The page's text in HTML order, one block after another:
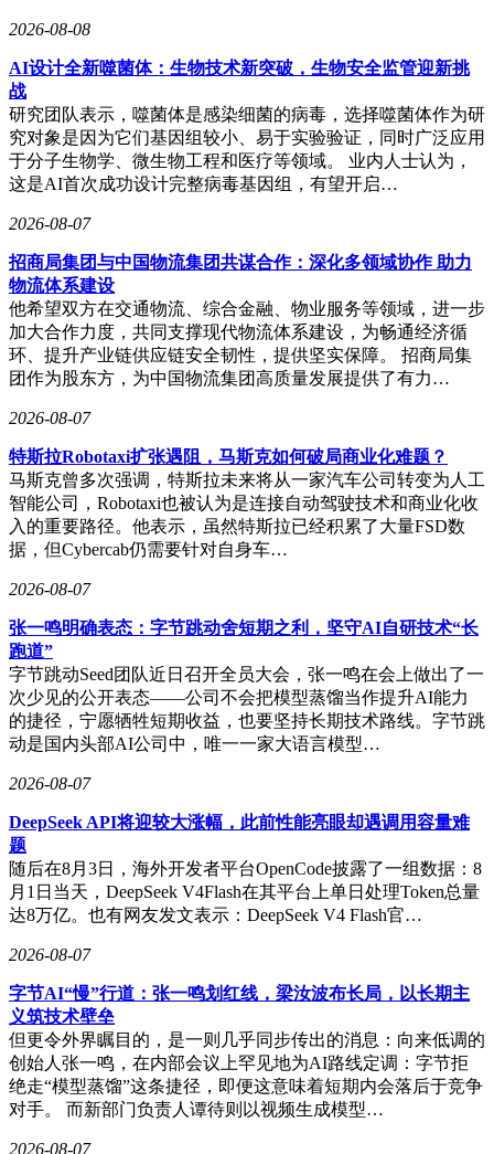
新趋势。但这种将个人IP与企业估值深度绑定的做法，如同在
能成为品牌负面源头，每个“豪言壮语”都在积累未来的兑现压
力。
这场实验的最终走向，或许取决于俞浩对“不可知世界”的判
断。他曾在访谈中表示：“最好的策略不是在不确定性中等
待，而是不断制造自己的确定性。”这种极端工具化的思维，
容忍度。在中国制造向高端化迈进的道路上，这种非传统路径
的探索本身，已成为值得观察的商业样本。
2026-08-08
AI设计全新噬菌体：生物技术新突破，生物安全监管迎新挑
战
研究团队表示，噬菌体是感染细菌的病毒，选择噬菌体作为研
究对象是因为它们基因组较小、易于实验验证，同时广泛应用
于分子生物学、微生物工程和医疗等领域。 业内人士认为，
这是AI首次成功设计完整病毒基因组，有望开启…
2026-08-07
招商局集团与中国物流集团共谋合作：深化多领域协作 助力
物流体系建设
他希望双方在交通物流、综合金融、物业服务等领域，进一步
加大合作力度，共同支撑现代物流体系建设，为畅通经济循
环、提升产业链供应链安全韧性，提供坚实保障。 招商局集
团作为股东方，为中国物流集团高质量发展提供了有力…
2026-08-07
特斯拉Robotaxi扩张遇阻，马斯克如何破局商业化难题？
马斯克曾多次强调，特斯拉未来将从一家汽车公司转变为人工
智能公司，Robotaxi也被认为是连接自动驾驶技术和商业化收
入的重要路径。他表示，虽然特斯拉已经积累了大量FSD数
据，但Cybercab仍需要针对自身车…
2026-08-07
张一鸣明确表态：字节跳动舍短期之利，坚守AI自研技术“长
跑道”
字节跳动Seed团队近日召开全员大会，张一鸣在会上做出了一
次少见的公开表态——公司不会把模型蒸馏当作提升AI能力
的捷径，宁愿牺牲短期收益，也要坚持长期技术路线。字节跳
动是国内头部AI公司中，唯一一家大语言模型…
2026-08-07
DeepSeek API将迎较大涨幅，此前性能亮眼却遇调用容量难
题
随后在8月3日，海外开发者平台OpenCode披露了一组数据：8
月1日当天，DeepSeek V4Flash在其平台上单日处理Token总量
达8万亿。也有网友发文表示：DeepSeek V4 Flash官…
2026-08-07
字节AI“慢”行道：张一鸣划红线，梁汝波布长局，以长期主
义筑技术壁垒
但更令外界瞩目的，是一则几乎同步传出的消息：向来低调的
创始人张一鸣，在内部会议上罕见地为AI路线定调：字节拒
绝走“模型蒸馏”这条捷径，即便这意味着短期内会落后于竞争
对手。 而新部门负责人谭待则以视频生成模型…
2026-08-07